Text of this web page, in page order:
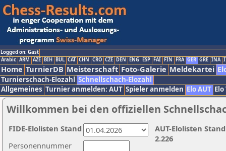
Logged on: Gast
Arabic ARM AZE BIH BUL CAT CHN CRO CZE DEN ENG ESP FAI FIN FRA GER GRE INA
Home TurnierDB Meisterschaft Foto-Galerie Meldekartei
Turnierschach-Elozahl Schnellschach-Elozahl
Allgemeines Turnier anmelden: AUT Spieler anmelden Elo AUT
Willkommen bei den offiziellen
Personennummer
AUT-Elolisten
2.226
FIDE-Elolisten Stand